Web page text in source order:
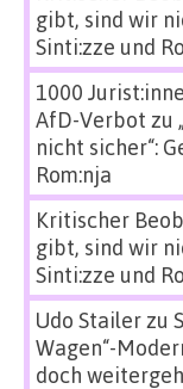
gibt, sind wir
Sinti:zze und
1000
AfD-Verbot zu
nicht sicher“:
Rom:nja
Kritischer
gibt, sind wir
Sinti:zze und
Udo Stailerzu
Wagen“-
doch